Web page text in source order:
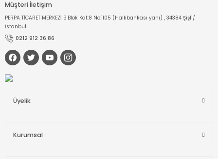
Müşteri İletişim
PERPA TİCARET MERKEZİ B Blok Kat:8 No:1105 (Halkbankası yanı) , 34384 Şişli/
İstanbul
0212 912 36 86
Üyelik
Kurumsal